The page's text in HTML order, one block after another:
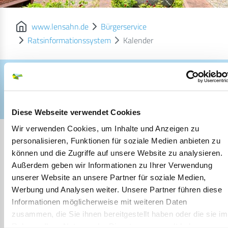
Diese Webseite verwendet Cookies
Wir verwenden Cookies, um Inhalte und Anzeigen zu
personalisieren, Funktionen für soziale Medien anbieten zu
können und die Zugriffe auf unsere Website zu analysieren.
Außerdem geben wir Informationen zu Ihrer Verwendung
unserer Website an unsere Partner für soziale Medien,
Werbung und Analysen weiter. Unsere Partner führen diese
Informationen möglicherweise mit weiteren Daten
zusammen, die Sie ihnen bereitgestellt haben oder die sie im
Rahmen Ihrer Nutzung der Dienste gesammelt haben.
www.lensahn.de
Bürgerservice
Ratsinformationssystem
Kalender
Britta Lange
Britta Lange
E-Mail:
Nicht hinterlegt
Telefon:
Nicht hinterlegt
Anschrift:
Bökenberg 18
23738 Manhagen